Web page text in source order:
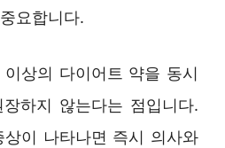
요합니다.
상의 다이어트 약을 동시
하지 않는다는 점입니다.
이 나타나면 즉시 의사와